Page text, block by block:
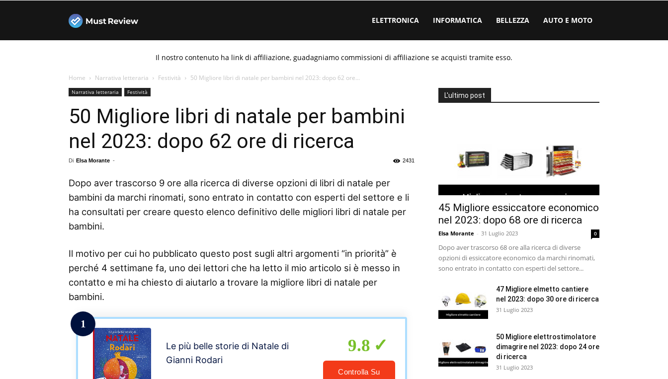
Must
Review
ELETTRONICA INFORMATICA BELLEZZA AUTO E MOTO
Il nostro contenuto ha link di affiliazione, guadagniamo commissioni di affiliazione se acquisti tramite esso.
Home Narrativa letteraria Festività 50 Migliore libri di natale per bambini nel 2023: dopo 62 ore...
Narrativa letteraria Festività
50 Migliore libri di natale per bambini
nel 2023: dopo 62 ore di ricerca
Di Elsa Morante - 2431
Dopo aver trascorso 9 ore alla ricerca di diverse opzioni di libri di natale per
bambini da marchi rinomati, sono entrato in contatto con esperti del settore e li
ha consultati per creare questo elenco definitivo delle migliori libri di natale per
bambini.
Il motivo per cui ho pubblicato questo post sugli altri argomenti “in priorità” è
perché 4 settimane fa, uno dei lettori che ha letto il mio articolo si è messo in
contatto e mi ha chiesto di aiutarlo a trovare la migliore libri di natale per
bambini.
1
Le più belle storie di Natale di
Gianni Rodari
9.8
Controlla Su
L'ultimo post
45 Migliore essiccatore economico
nel 2023: dopo 68 ore di ricerca
Elsa Morante - 31 Luglio 2023 0
Dopo aver trascorso 68 ore alla ricerca di diverse
opzioni di essiccatore economico da marchi rinomati,
sono entrato in contatto con esperti del settore...
47 Migliore elmetto cantiere
nel 2023: dopo 30 ore di ricerca
31 Luglio 2023
50 Migliore elettrostimolatore
dimagrire nel 2023: dopo 24 ore
di ricerca
31 Luglio 2023